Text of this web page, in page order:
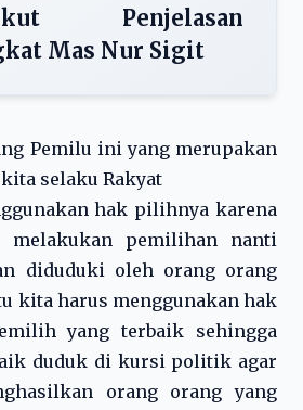
Penjelasan
Mas Nur Sigit
Pemilu ini yang merupakan
selaku Rakyat
hak pilihnya karena
pemilihan nanti
diduduki oleh orang orang
kita harus menggunakan hak
yang terbaik sehingga
duduk di kursi politik agar
orang orang yang